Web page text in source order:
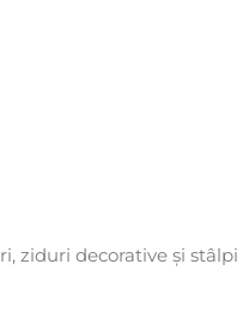
ziduri decorative și